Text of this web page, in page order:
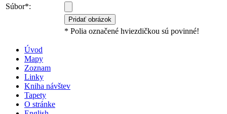
Súbor*:
* Polia označené hviezdičkou sú povinné!
Úvod
Mapy
Zoznam
Linky
Kniha návštev
Tapety
O stránke